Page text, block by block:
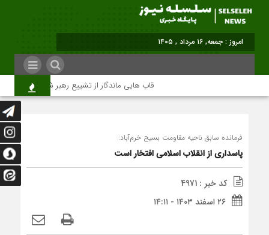
برابر با : Friday - 7
قاب هایی ماندگار از تشییع رهبر شهید در تهران
فرمانده سابق ناحیه مقاومت بسیج خرم‌آباد:
پاسداری از انقلاب اسلامی افتخار است
کد خبر : 4971
۲۶ اسفند ۱۴۰۳ - ۱۴:۱۱